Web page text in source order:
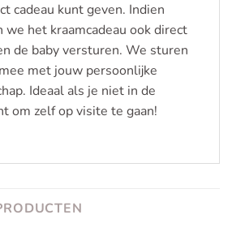
cadeau kunt geven. Indien
het kraamcadeau ook direct
de baby versturen. We sturen
met jouw persoonlijke
Ideaal als je niet in de
om zelf op visite te gaan!